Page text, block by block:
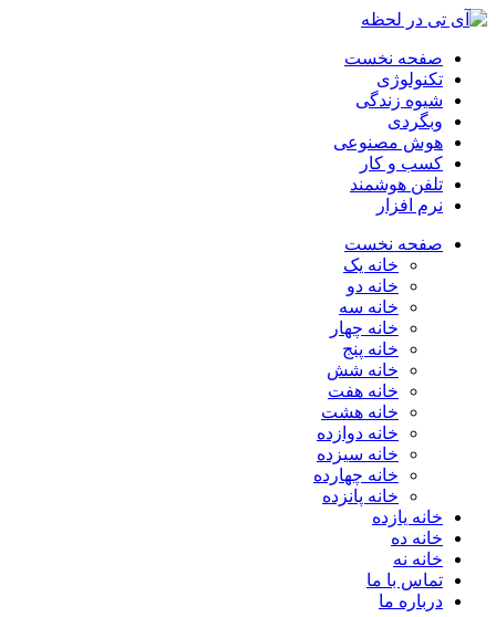
صفحه نخست
تکنولوژی
شیوه زندگی
وبگردی
هوش مصنوعی
کسب و کار
تلفن هوشمند
نرم افزار
صفحه نخست
خانه یک
خانه دو
خانه سه
خانه چهار
خانه پنج
خانه شش
خانه هفت
خانه هشت
خانه دوازده
خانه سیزده
خانه چهارده
خانه پانزده
خانه یازده
خانه ده
خانه نه
تماس با ما
درباره ما